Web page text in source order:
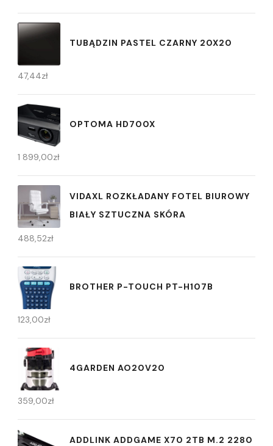
TUBĄDZIN PASTEL CZARNY 20X20
47,44zł
OPTOMA HD700X
1 899,00zł
VIDAXL ROZKŁADANY FOTEL BIUROWY
BIAŁY SZTUCZNA SKÓRA
488,52zł
BROTHER P-TOUCH PT-H107B
123,00zł
4GARDEN AO20V20
359,00zł
ADDLINK ADDGAME X70 2TB M.2 2280